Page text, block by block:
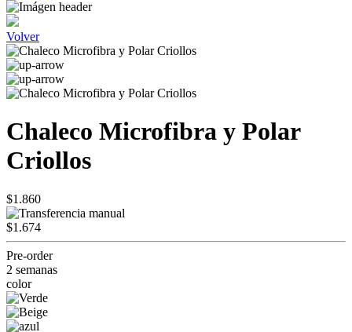
Volver
Chaleco Microfibra y Polar
Criollos
$1.860
$1.674
Pre-order
2 semanas
color